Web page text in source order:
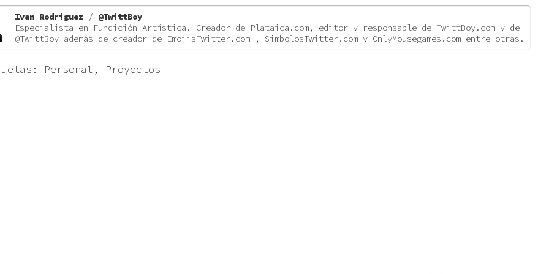
Ivan Rodriguez / @TwittBoy
Especialista en Fundición Artística. Creador de Plataica.com, editor y responsable de TwittBoy.com y de
@TwittBoy además de creador de EmojisTwitter.com , SimbolosTwitter.com y OnlyMousegames.com entre otras.
Personal, Proyectos